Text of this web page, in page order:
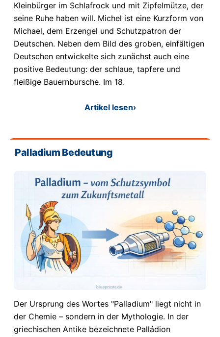
Kleinbürger im Schlafrock und mit Zipfelmütze, der
seine Ruhe haben will. Michel ist eine Kurzform von
Michael, dem Erzengel und Schutzpatron der
Deutschen. Neben dem Bild des groben, einfältigen
Deutschen entwickelte sich zunächst auch eine
positive Bedeutung: der schlaue, tapfere und
fleißige Bauernbursche. Im 18.
Artikel lesen›
Palladium Bedeutung
Der Ursprung des Wortes "Palladium" liegt nicht in
der Chemie – sondern in der Mythologie. In der
griechischen Antike bezeichnete Palládion